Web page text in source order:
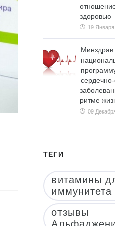
здоровью
19
Минздрав
ритме
09
ТЕГИ
витамины
иммунитета
отзывы